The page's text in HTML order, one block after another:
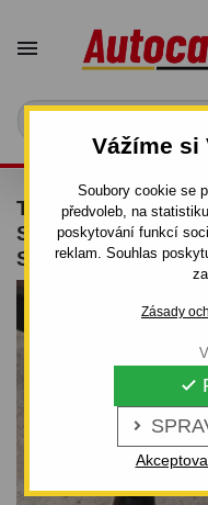
Vážíme si
Soubory cookie se
předvoleb, na
poskytování funkcí
reklam. Souhlas
Zásady



TAŽNÉ ZAŘÍZENÍ
STEPWAY -
SYSTÉM